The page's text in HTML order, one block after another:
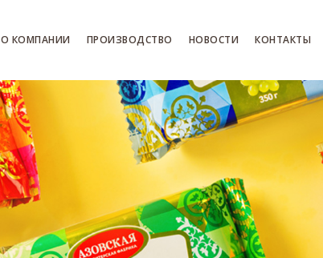
О КОМПАНИИ ПРОИЗВОДСТВО НОВОСТИ КОНТАКТЫ